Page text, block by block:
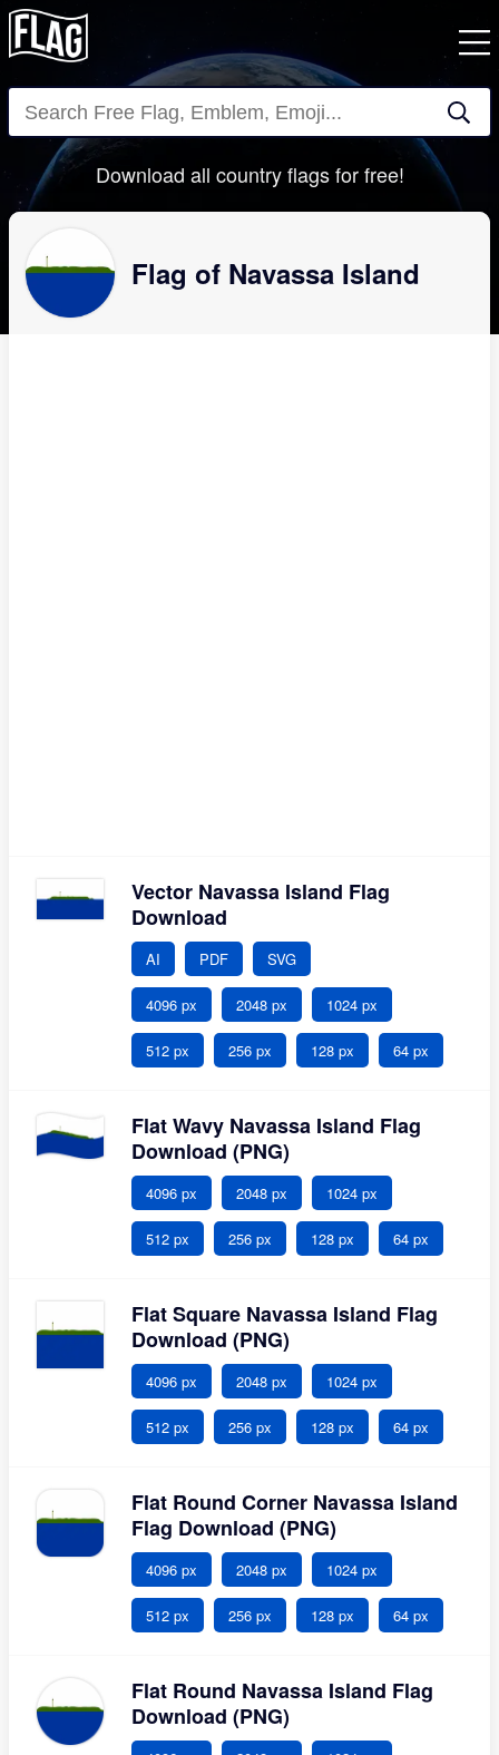
Close
Download all country flags for free!
Flag of Navassa Island
Vector Navassa Island Flag
Download
AI PDF SVG
4096 px 2048 px 1024 px
512 px 256 px 128 px 64 px
Flat Wavy Navassa Island Flag
Download (PNG)
4096 px 2048 px 1024 px
512 px 256 px 128 px 64 px
Flat Square Navassa Island Flag
Download (PNG)
4096 px 2048 px 1024 px
512 px 256 px 128 px 64 px
Flat Round Corner Navassa Island
Flag Download (PNG)
4096 px 2048 px 1024 px
512 px 256 px 128 px 64 px
Flat Round Navassa Island Flag
Download (PNG)